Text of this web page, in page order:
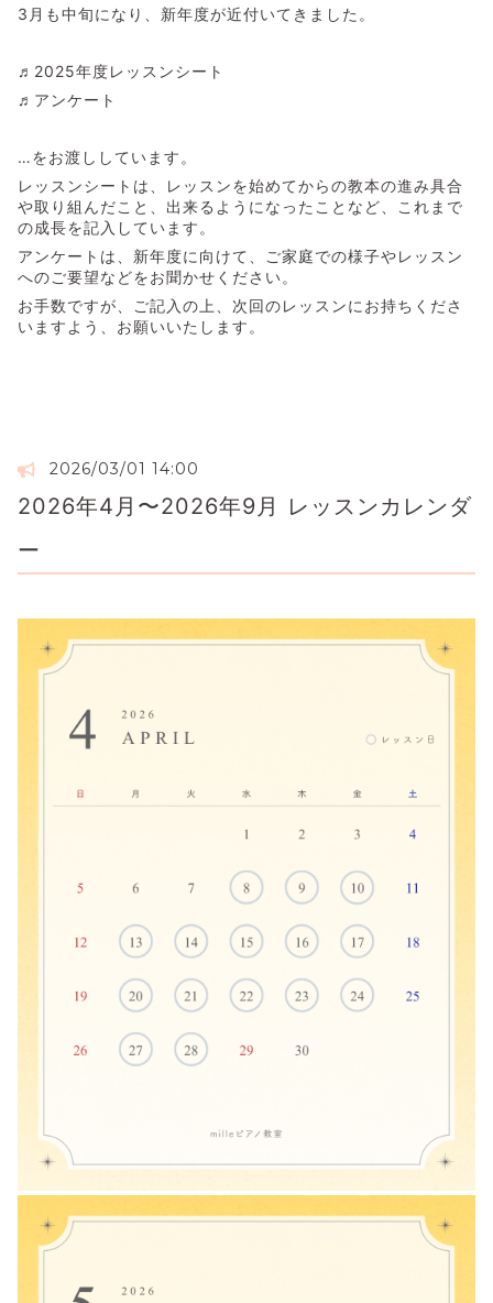
3月も中旬になり、新年度が近付いてきました。
♬2025年度レッスンシート
♬アンケート
…をお渡ししています。
レッスンシートは、レッスンを始めてからの教本の進み具合
や取り組んだこと、出来るようになったことなど、これまで
の成長を記入しています。
アンケートは、新年度に向けて、ご家庭での様子やレッスン
へのご要望などをお聞かせください。
お手数ですが、ご記入の上、次回のレッスンにお持ちくださ
いますよう、お願いいたします。
2026/03/01 14:00
2026年4月〜2026年9月 レッスンカレンダ
ー